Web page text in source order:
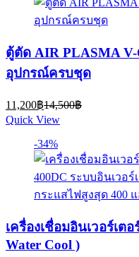
ตู้ตัด AIR PLASMA V-
อุปกรณ์ครบชุด
11,200฿Current
price
is:
11,200฿.
14,500฿
Quick View
-34%
เครื่องเชื่อมอินเวอร์เต
Water Cool )